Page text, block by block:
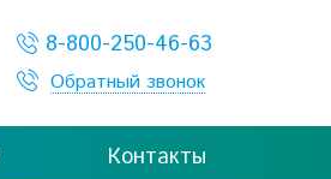
8-800-250-46-63
Обратный звонок
Контакты